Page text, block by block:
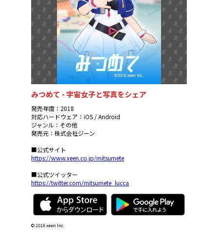
みつめて - 宇宙女子と写真をシェア
発売年度：2018
対応ハードウェア：iOS / Android
ジャンル：その他
発売元：株式会社ジーン
■公式サイト
https://www.xeen.co.jp/mitsumete
■公式ツイッター
https://twitter.com/mitsumete_lucca
© 2018 xeen Inc.